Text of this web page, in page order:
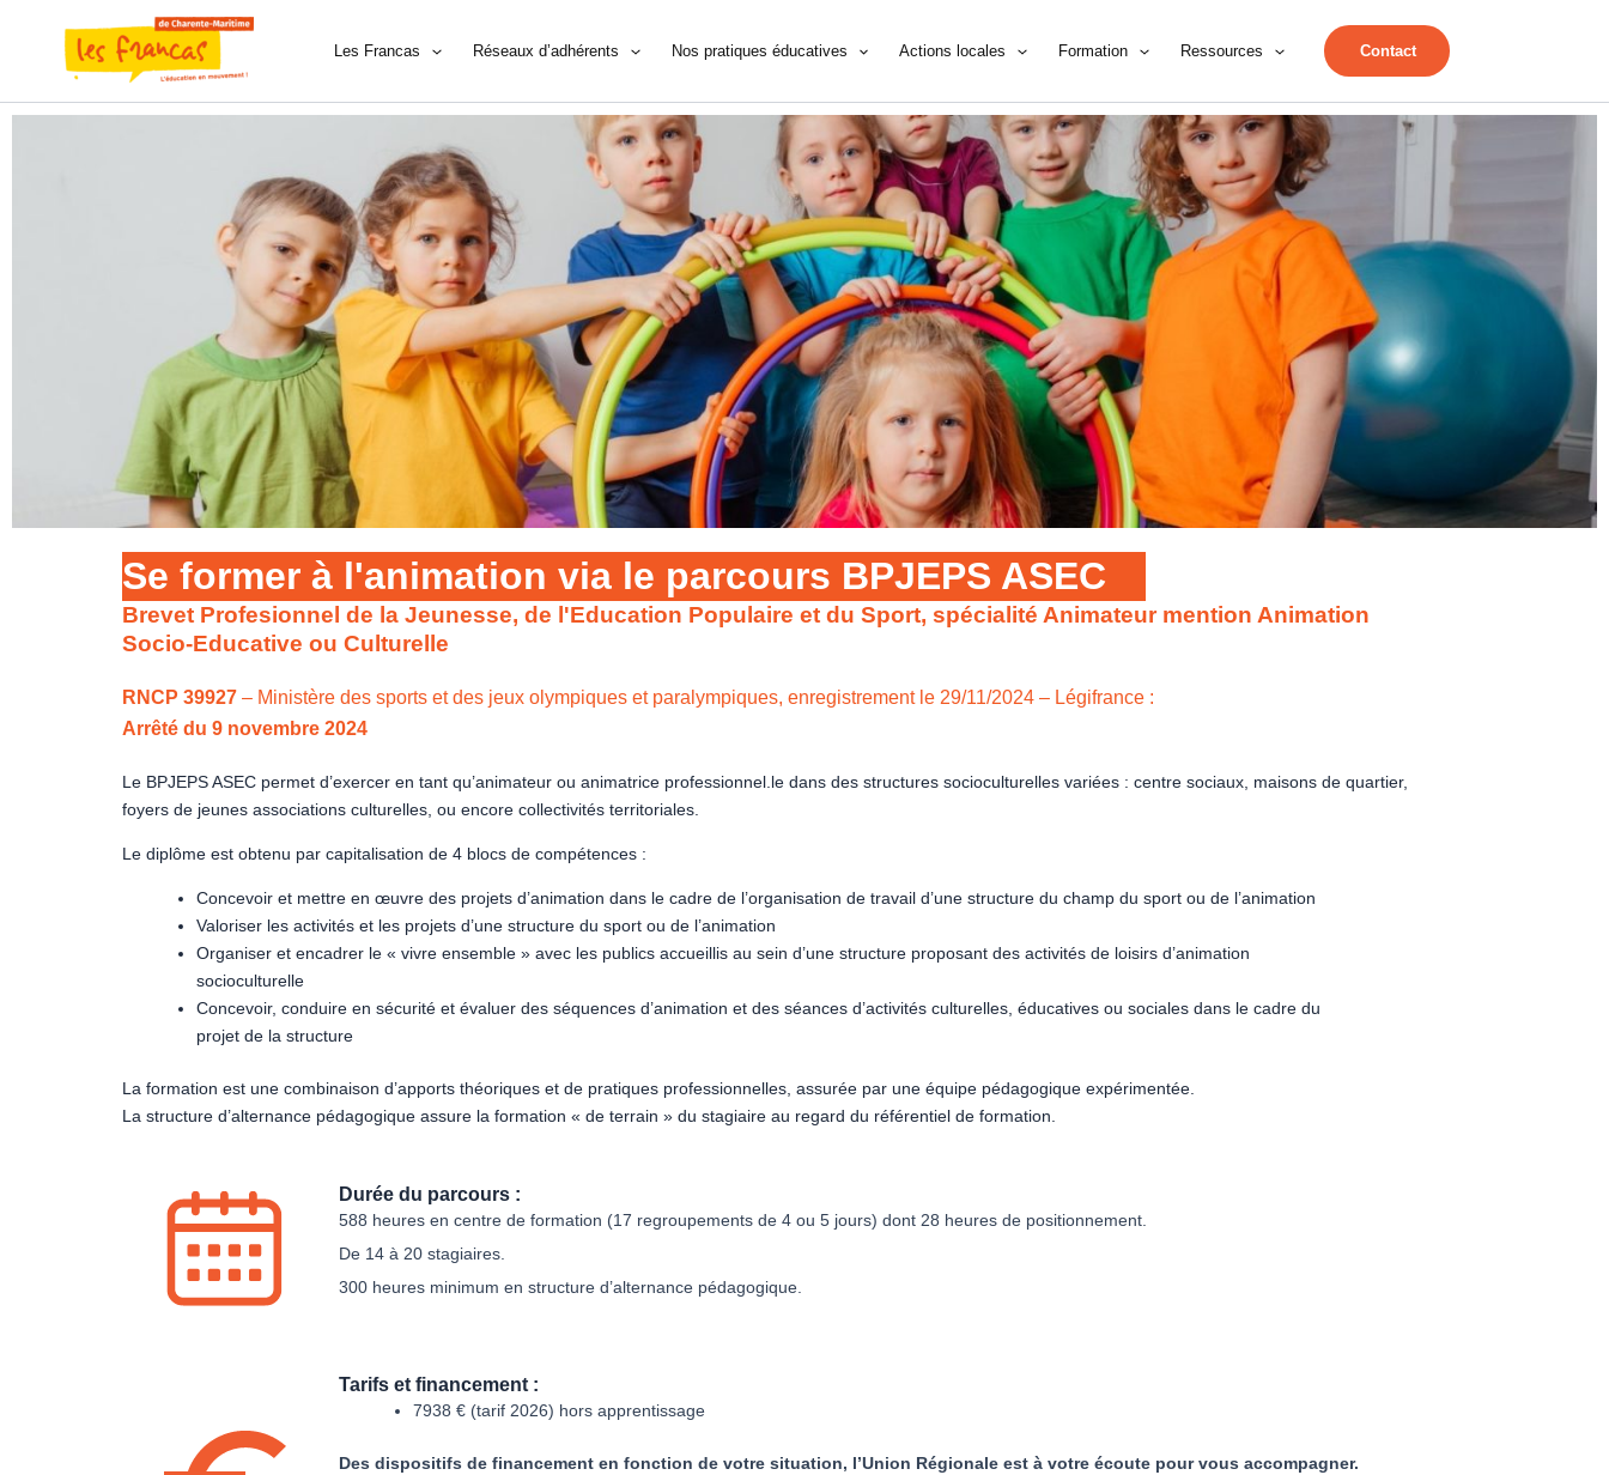
Les Francas Réseaux d’adhérents Nos pratiques éducatives Actions locales Formation Ressources Contact
Se former à l'animation via le parcours BPJEPS ASEC
Brevet Profesionnel de la Jeunesse, de l'Education Populaire et du Sport, spécialité Animateur mention Animation
Socio-Educative ou Culturelle
RNCP 39927 – Ministère des sports et des jeux olympiques et paralympiques, enregistrement le 29/11/2024 – Légifrance :
Arrêté du 9 novembre 2024
Le BPJEPS ASEC permet d’exercer en tant qu’animateur ou animatrice professionnel.le dans des structures socioculturelles variées : centre sociaux, maisons de quartier,
foyers de jeunes associations culturelles, ou encore collectivités territoriales.
Le diplôme est obtenu par capitalisation de 4 blocs de compétences :
Concevoir et mettre en œuvre des projets d’animation dans le cadre de l’organisation de travail d’une structure du champ du sport ou de l’animation
Valoriser les activités et les projets d’une structure du sport ou de l’animation
Organiser et encadrer le « vivre ensemble » avec les publics accueillis au sein d’une structure proposant des activités de loisirs d’animation
socioculturelle
Concevoir, conduire en sécurité et évaluer des séquences d’animation et des séances d’activités culturelles, éducatives ou sociales dans le cadre du
projet de la structure
La formation est une combinaison d’apports théoriques et de pratiques professionnelles, assurée par une équipe pédagogique expérimentée.
La structure d’alternance pédagogique assure la formation « de terrain » du stagiaire au regard du référentiel de formation.
Durée du parcours :
588 heures en centre de formation (17 regroupements de 4 ou 5 jours) dont 28 heures de positionnement.
De 14 à 20 stagiaires.
300 heures minimum en structure d’alternance pédagogique.
Tarifs et financement :
7938 € (tarif 2026) hors apprentissage
Des dispositifs de financement en fonction de votre situation, l’Union Régionale est à votre écoute pour vous accompagner.